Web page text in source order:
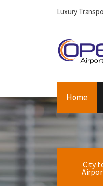
Luxury
Home
City